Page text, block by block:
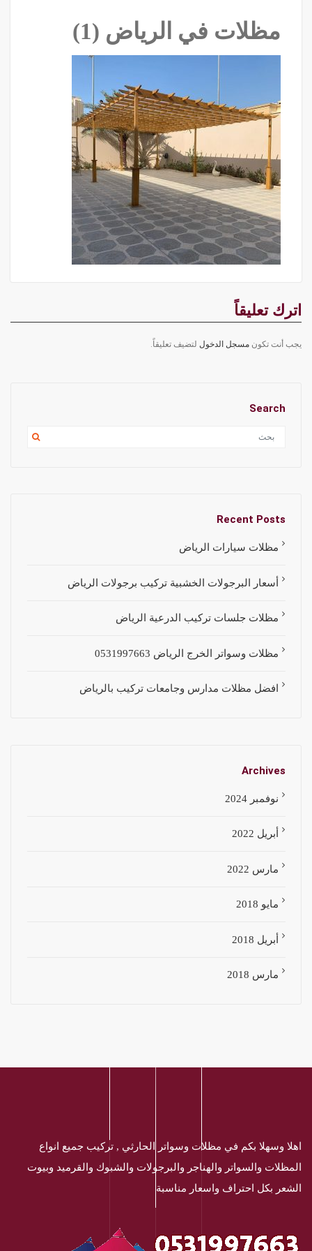
مظلات في الرياض ‫(1)‬
اترك تعليقاً
يجب أنت تكون مسجل الدخول لتضيف تعليقاً.
Search
Recent Posts
مظلات سيارات الرياض
أسعار البرجولات الخشبية تركيب برجولات الرياض
مظلات جلسات تركيب الدرعية الرياض
مظلات وسواتر الخرج الرياض 0531997663
افضل مظلات مدارس وجامعات تركيب بالرياض
Archives
نوفمبر 2024
أبريل 2022
مارس 2022
مايو 2018
أبريل 2018
مارس 2018
اهلا وسهلا بكم في مظلات وسواتر الحارثي , تركيب جميع انواع
المظلات والسواتر والهناجر والبرجولات والشبوك والقرميد وبيوت
الشعر بكل احتراف واسعار مناسبة